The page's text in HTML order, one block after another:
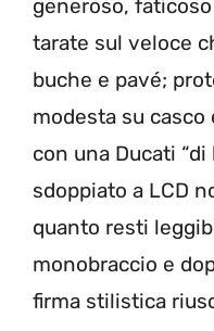
generoso,
tarate sul veloce
buche e pavé;
modesta su
con una Ducati
sdoppiato a LCD
quanto resti
monobraccio e
firma stilistica